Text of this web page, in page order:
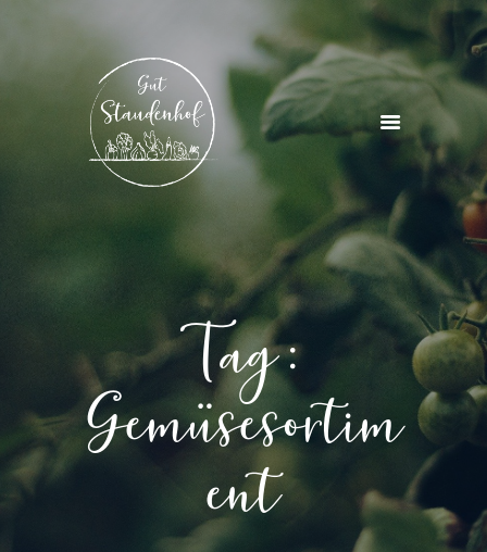
Tag:
Gemüsesortim
ent
STARTSEITE
ÜBER UNS
PROJEKTE & KURSE
KONTAKT